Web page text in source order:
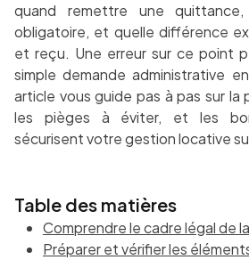
quand remettre une
obligatoire, et quelle différence
et reçu. Une erreur sur ce point
simple demande administrative
article vous guide pas à pas sur
les pièges à éviter, et les
sécurisent votre gestion locative
Table des matières
Comprendre le cadre légal de
Préparer et vérifier les